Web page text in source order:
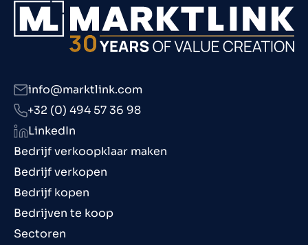
Bedrijf verkoopklaar maken
Bedrijf verkopen
Bedrijf kopen
Bedrijven te koop
Sectoren
info@marktlink.com
+32 (0) 494 57 36 98
LinkedIn